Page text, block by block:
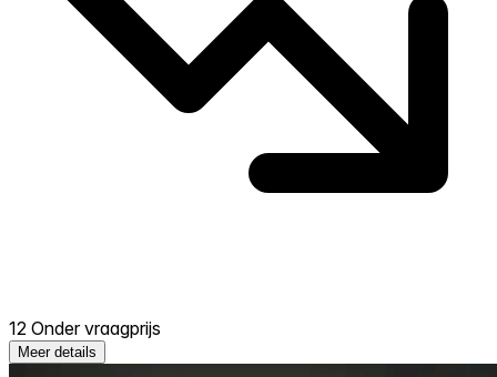
12 Onder vraagprijs
Meer details